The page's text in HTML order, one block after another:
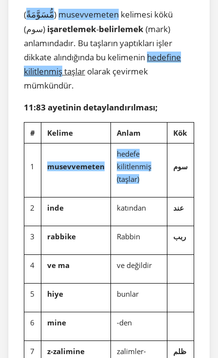
(مُّسَوَّمَةً) musevvemeten kelimesi kökü
(سوم) işaretlemek-belirlemek(mark)
anlamındadır. Bu taşların yaptıkları işler
dikkate alındığında bu kelimenin hedefine
kilitlenmiştaşlar olarak çevirmek
mümkündür.
11:83 ayetinin detaylandırılması;
# Kelime Anlam Kök
1 musevvemeten
hedefe
kilitlenmiş
(taşlar)
سوم
2 inde katından عند
3 rabbike Rabbin ربب
4 ve ma ve değildir
5 hiye bunlar
6 mine -den
7 z-zalimine zalimler- ظلم